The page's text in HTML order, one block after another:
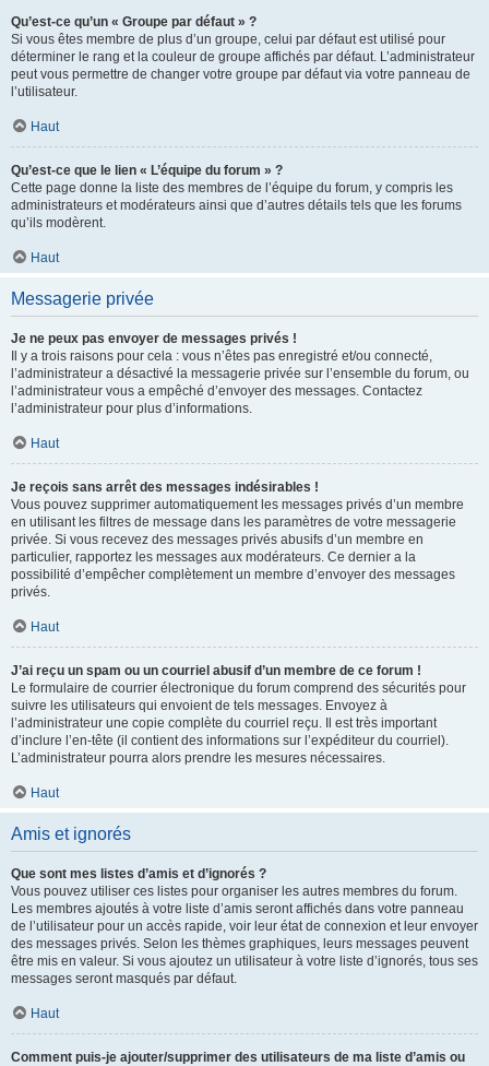
Qu’est-ce qu’un « Groupe par défaut » ?
Si vous êtes membre de plus d’un groupe, celui par défaut est utilisé pour
déterminer le rang et la couleur de groupe affichés par défaut. L’administrateur
peut vous permettre de changer votre groupe par défaut via votre panneau de
l’utilisateur.
Haut
Qu’est-ce que le lien « L’équipe du forum » ?
Cette page donne la liste des membres de l’équipe du forum, y compris les
administrateurs et modérateurs ainsi que d’autres détails tels que les forums
qu’ils modèrent.
Haut
Messagerie privée
Je ne peux pas envoyer de messages privés !
Il y a trois raisons pour cela : vous n’êtes pas enregistré et/ou connecté,
l’administrateur a désactivé la messagerie privée sur l’ensemble du forum, ou
l’administrateur vous a empêché d’envoyer des messages. Contactez
l’administrateur pour plus d’informations.
Haut
Je reçois sans arrêt des messages indésirables !
Vous pouvez supprimer automatiquement les messages privés d’un membre
en utilisant les filtres de message dans les paramètres de votre messagerie
privée. Si vous recevez des messages privés abusifs d’un membre en
particulier, rapportez les messages aux modérateurs. Ce dernier a la
possibilité d’empêcher complètement un membre d’envoyer des messages
privés.
Haut
J’ai reçu un spam ou un courriel abusif d’un membre de ce forum !
Le formulaire de courrier électronique du forum comprend des sécurités pour
suivre les utilisateurs qui envoient de tels messages. Envoyez à
l’administrateur une copie complète du courriel reçu. Il est très important
d’inclure l’en-tête (il contient des informations sur l’expéditeur du courriel).
L’administrateur pourra alors prendre les mesures nécessaires.
Haut
Amis et ignorés
Que sont mes listes d’amis et d’ignorés ?
Vous pouvez utiliser ces listes pour organiser les autres membres du forum.
Les membres ajoutés à votre liste d’amis seront affichés dans votre panneau
de l’utilisateur pour un accès rapide, voir leur état de connexion et leur envoyer
des messages privés. Selon les thèmes graphiques, leurs messages peuvent
être mis en valeur. Si vous ajoutez un utilisateur à votre liste d’ignorés, tous ses
messages seront masqués par défaut.
Haut
Comment puis-je ajouter/supprimer des utilisateurs de ma liste d’amis ou